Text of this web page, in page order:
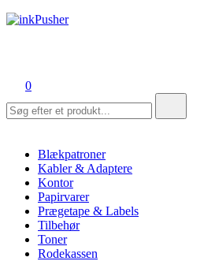
0
efter:
Blækpatroner
Kabler & Adaptere
Kontor
Papirvarer
Prægetape & Labels
Tilbehør
Toner
Rodekassen